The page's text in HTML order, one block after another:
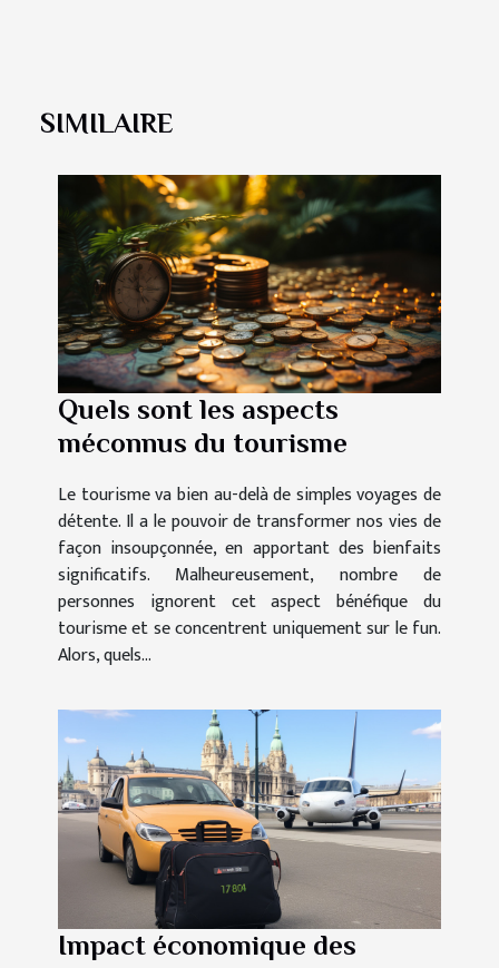
SIMILAIRE
Quels sont les aspects
méconnus du tourisme
Le tourisme va bien au-delà de simples voyages de
détente. Il a le pouvoir de transformer nos vies de
façon insoupçonnée, en apportant des bienfaits
significatifs. Malheureusement, nombre de
personnes ignorent cet aspect bénéfique du
tourisme et se concentrent uniquement sur le fun.
Alors, quels...
Impact économique des